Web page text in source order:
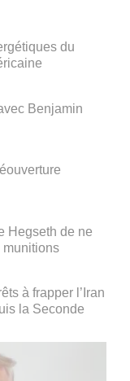
du
Benjamin
Hegseth de ne
munitions
à frapper l’Iran
la Seconde